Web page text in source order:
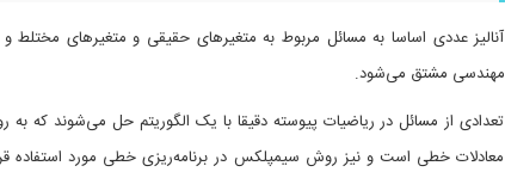
آنالیز عددی اساسا به مسائل مربوط به متغیرهای حقیقی و متغیرهای
مهندسی مشتق می‌شود.
تعدادی از مسائل در ریاضیات پیوسته دقیقا با یک الگوریتم حل می‌شوند
معادلات خطی است و نیز روش سیمپلکس در برنامه‌ریزی خطی مورد استفاده